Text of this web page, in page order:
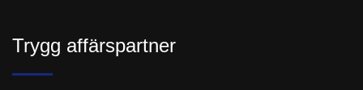
Trygg affärspartner